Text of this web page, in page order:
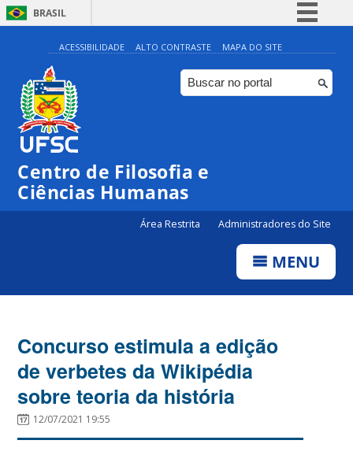
BRASIL
Simplifique!
Comunica BR
Participe
ACESSIBILIDADE ALTO CONTRASTE MAPA DO SITE
Centro de Filosofia e
Ciências Humanas
Área Restrita Administradores do Site
MENU
Concurso estimula a edição
de verbetes da Wikipédia
sobre teoria da história
12/07/2021 19:55